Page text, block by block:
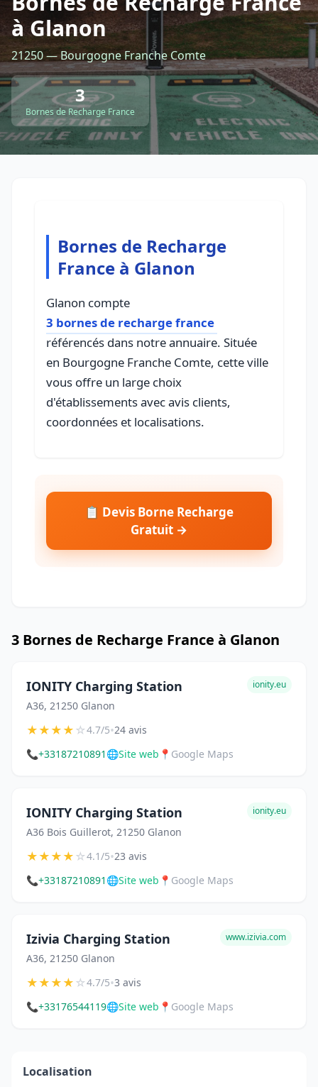
Retour à la liste des métiers
CGU-Confidentialité- Service proposé parViteUnDevis.com-Vous
à Glanon
21250 — Bourgogne Franche Comte
3
Bornes de Recharge France
Bornes de Recharge
France à Glanon
Glanon compte
3 bornes de recharge france
référencés dans notre annuaire. Située
en Bourgogne Franche Comte, cette ville
vous offre un large choix
d'établissements avec avis clients,
coordonnées et localisations.
📋 Devis Borne Recharge
Gratuit →
3 Bornes de Recharge France à Glanon
IONITY Charging Station
A36, 21250 Glanon
ionity.eu
★★★★☆4.7/5•24 avis
📞+33187210891 🌐Site web 📍 Google Maps
IONITY Charging Station
A36 Bois Guillerot, 21250 Glanon
ionity.eu
★★★★☆4.1/5•23 avis
📞+33187210891 🌐Site web 📍 Google Maps
Izivia Charging Station
A36, 21250 Glanon
www.izivia.com
★★★★☆4.7/5•3 avis
📞+33176544119🌐Site web 📍 Google Maps
Localisation